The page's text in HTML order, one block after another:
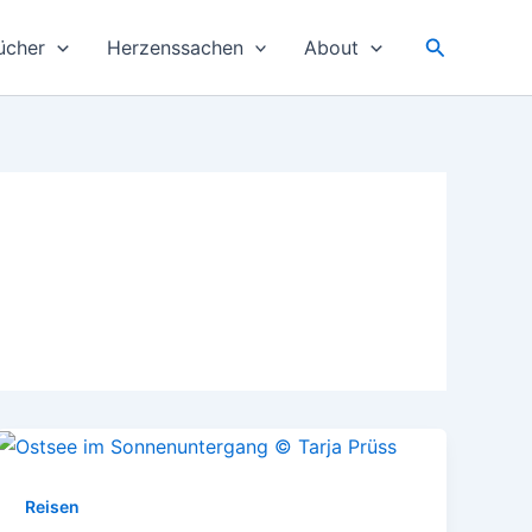
Herzenssachen About Suchen
Reisen